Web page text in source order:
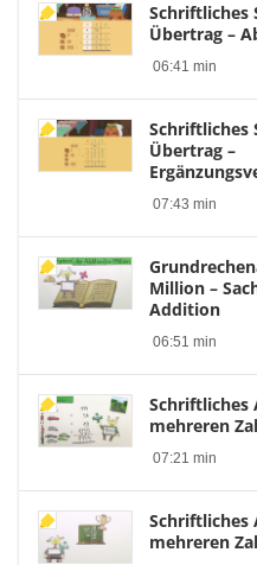
Schriftliches
Übertrag –
06:41 min
Schriftliches
Übertrag –
07:43 min
Million –
Addition
06:51 min
Schriftliches
mehreren
07:21 min
Schriftliches
mehreren